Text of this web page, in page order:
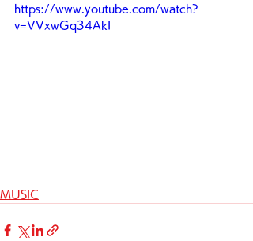
https://www.youtube.com/watch?
v=VVxwGq34AkI
MUSIC